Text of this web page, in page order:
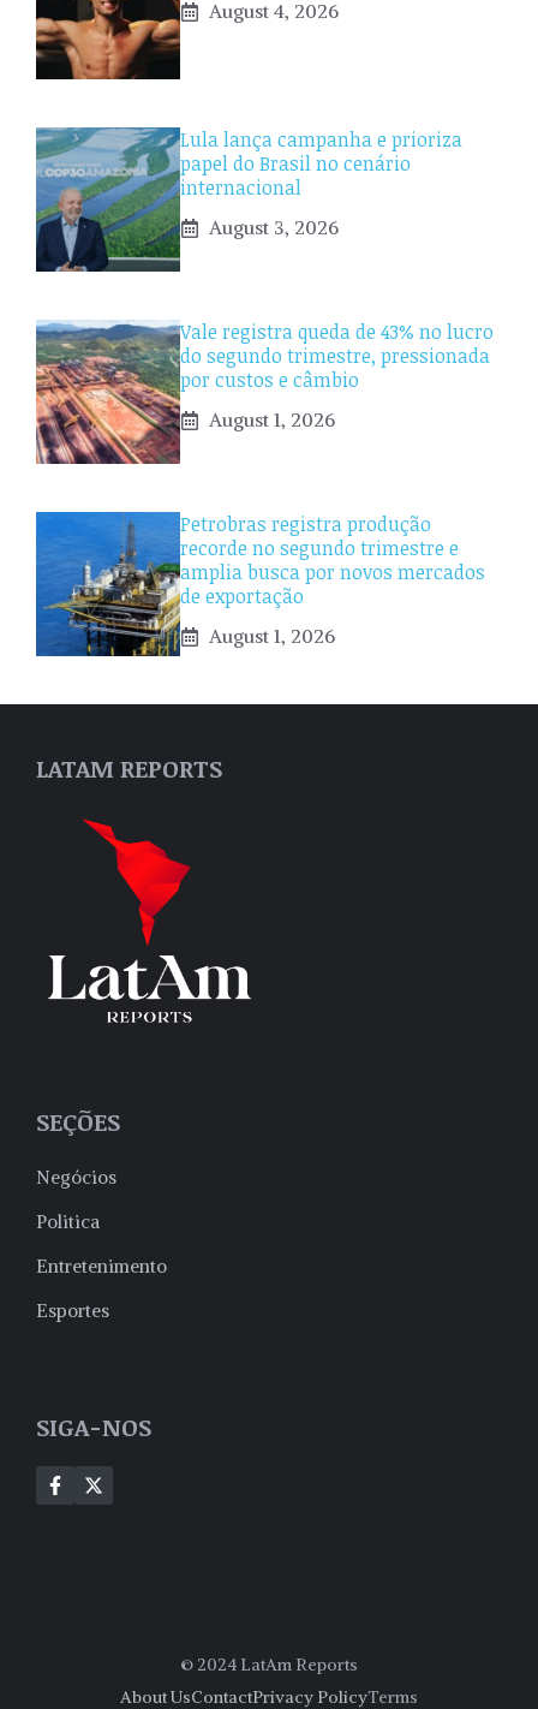
August 4, 2026
Lula lança campanha e prioriza
papel do Brasil no cenário
internacional
August 3, 2026
Vale registra queda de 43% no lucro
do segundo trimestre, pressionada
por custos e câmbio
August 1, 2026
Petrobras registra produção
recorde no segundo trimestre e
amplia busca por novos mercados
de exportação
August 1, 2026
LATAM REPORTS
SEÇÕES
Negócios
Politica
Entretenimento
Esportes
SIGA-NOS
© 2024 LatAm Reports
About UsContactPrivacy PolicyTerms